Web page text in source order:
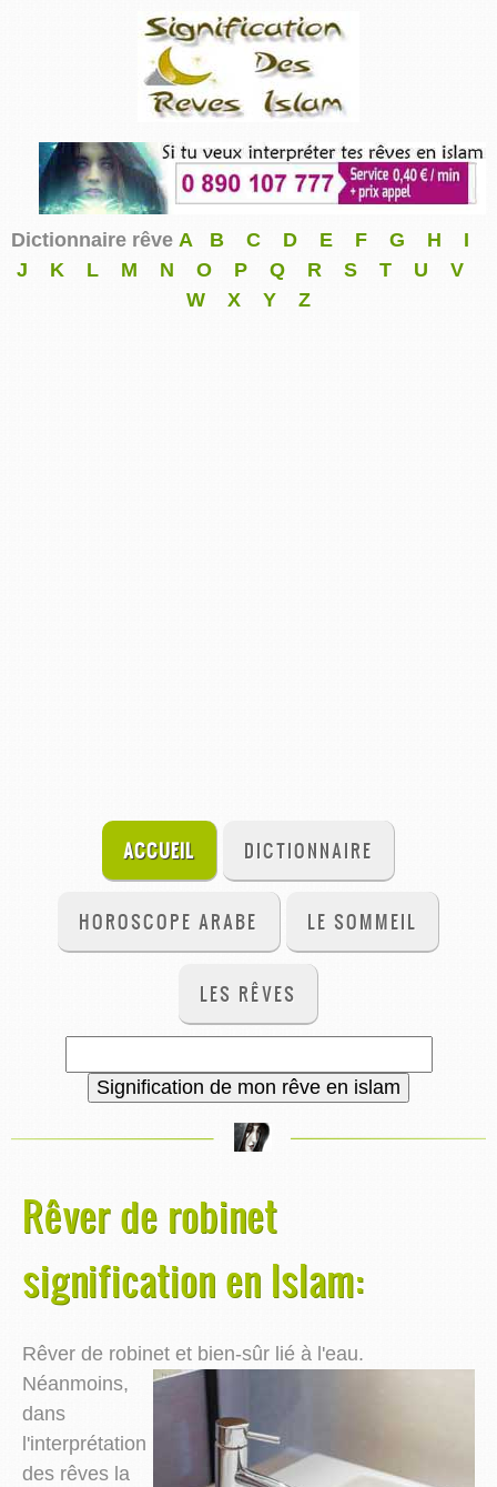
Dictionnaire rêve A B C D E F G H
I
J
K L M N O P Q R S T U
V
W
X Y Z
ACCUEIL DICTIONNAIRE
HOROSCOPE ARABE LE SOMMEIL
LES RÊVES
Rêver de robinet
signification en Islam:
Rêver de robinet et bien-sûr lié à l'eau.
Néanmoins,
dans
l'interprétation
des rêves la